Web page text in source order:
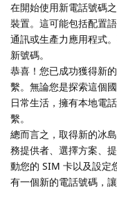
在開始使用新電話號碼
裝置。這可能包括配置
通訊或生產力應用程式
新號碼。
恭喜！您已成功獲得新
繫。無論您是探索這個
日常生活，擁有本地電
繫。
總而言之，取得新的冰
務提供者、選擇方案、
動您的 SIM 卡以及設定
有一個新的電話號碼，